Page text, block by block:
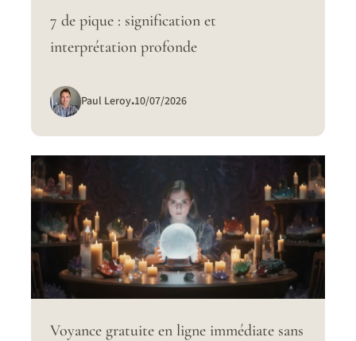
7 de pique : signification et
interprétation profonde
Paul Leroy.10/07/2026
Voyance gratuite en ligne immédiate sans